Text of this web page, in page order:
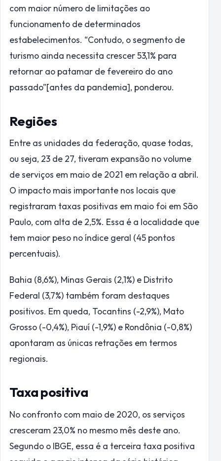
com maior número de limitações ao
funcionamento de determinados
estabelecimentos. “Contudo, o segmento de
turismo ainda necessita crescer 53,1% para
retornar ao patamar de fevereiro do ano
passado”[antes da pandemia], ponderou.
Regiões
Entre as unidades da federação, quase todas,
ou seja, 23 de 27, tiveram expansão no volume
de serviços em maio de 2021 em relação a abril.
O impacto mais importante nos locais que
registraram taxas positivas em maio foi em São
Paulo, com alta de 2,5%. Essa é a localidade que
tem maior peso no índice geral (45 pontos
percentuais).
Bahia (8,6%), Minas Gerais (2,1%) e Distrito
Federal (3,7%) também foram destaques
positivos. Em queda, Tocantins (-2,9%), Mato
Grosso (-0,4%), Piauí (-1,9%) e Rondônia (-0,8%)
apontaram as únicas retrações em termos
regionais.
Taxa positiva
No confronto com maio de 2020, os serviços
cresceram 23,0% no mesmo mês deste ano.
Segundo o IBGE, essa é a terceira taxa positiva